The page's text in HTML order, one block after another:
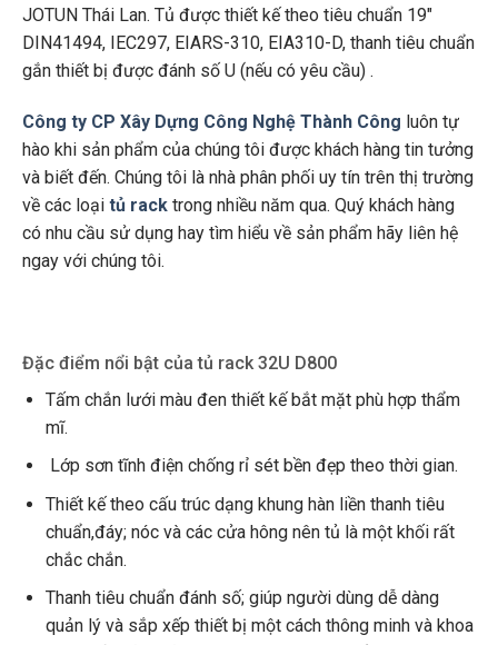
JOTUN Thái Lan. Tủ được thiết kế theo tiêu chuẩn 19″
DIN41494, IEC297, EIARS-310, EIA310-D, thanh tiêu chuẩn
gắn thiết bị được đánh số U (nếu có yêu cầu) .
Công ty CP Xây Dựng Công Nghệ Thành Công luôn tự
hào khi sản phẩm của chúng tôi được khách hàng tin tưởng
và biết đến. Chúng tôi là nhà phân phối uy tín trên thị trường
về các loại tủ rack trong nhiều năm qua. Quý khách hàng
có nhu cầu sử dụng hay tìm hiểu về sản phẩm hãy liên hệ
ngay với chúng tôi.
Đặc điểm nổi bật của tủ rack 32U D800
Tấm chắn lưới màu đen thiết kế bắt mặt phù hợp thẩm
mĩ.
Lớp sơn tĩnh điện chống rỉ sét bền đẹp theo thời gian.
Thiết kế theo cấu trúc dạng khung hàn liền thanh tiêu
chuẩn,đáy; nóc và các cửa hông nên tủ là một khối rất
chắc chắn.
Thanh tiêu chuẩn đánh số; giúp người dùng dễ dàng
quản lý và sắp xếp thiết bị một cách thông minh và khoa